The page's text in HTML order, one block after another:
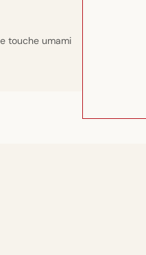
touche umami